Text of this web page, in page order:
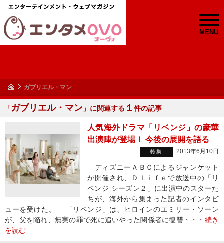
MENU
ガブリエル・マン
「ガブリエル・マン 」に関連する １ 件の記事
人気海外ドラマ「リベンジ」の豪華
出演陣が登場！ 今後の展開を語る
特集 2013年6月10日
ディズニーＡＢＣによるジャンケット
が開催され、Ｄｌｉｆｅで放送中の「リ
ベンジ シーズン２」に出演中のスターた
ちが、海外から集まった記者のインタビ
ューを受けた。 「リベンジ」は、ヒロインのエミリー・ソーン
が、父を陥れ、無実の罪で死に追いやった関係者に復讐・・・ 続き
を読む